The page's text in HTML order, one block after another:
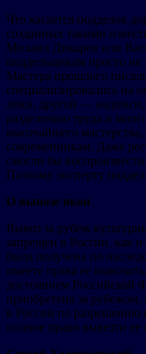
Что касается подделок
созданных такими
Михаил Дикарев или
поддельщикам просто не
Мастера прошлого
специализировались на
лики, другой —
разделению труда и
высочайшего
современникам. Даже
смогли бы
Поэтому эксперту
О вывозе икон
Вывоз за рубеж
запрещен в России, как
была получена по
имеете права ее
достоянием Российской
приобретена за
в России по разрешению
полное право вывезти ее